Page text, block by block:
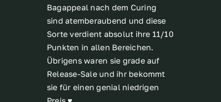
Bagappeal nach dem Curing
sind atemberaubend und diese
Sorte verdient absolut ihre 11/10
Punkten in allen Bereichen.
Übrigens waren sie grade auf
Release-Sale und ihr bekommt
sie für einen genial niedrigen